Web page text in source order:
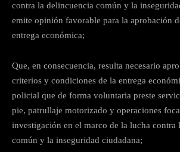
contra la delincuencia común y la
emite opinión favorable para la aprobación
entrega económica;
Que, en consecuencia, resulta necesario
criterios y condiciones de la entrega
policial que de forma voluntaria preste
pie, patrullaje motorizado y operaciones
investigación en el marco de la lucha contra
común y la inseguridad ciudadana;